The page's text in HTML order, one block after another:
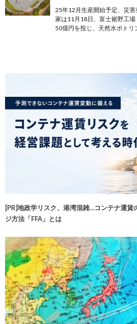
25年12月生産開始予定、災
家は11月18日、富士裾野工
50億円を投じ、天然水ボト
[PR]地政学リスク、港湾混雑…コンテナ運賃
ジ方法「FFA」とは